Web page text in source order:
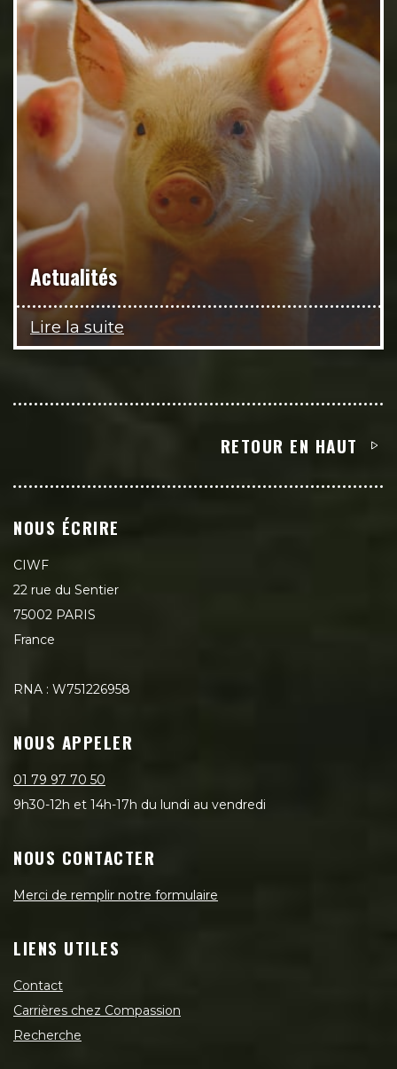
Actualités
Lire la suite
RETOUR EN HAUT
NOUS ÉCRIRE
CIWF
22 rue du Sentier
75002 PARIS
France
RNA : W751226958
NOUS APPELER
01 79 97 70 50
9h30-12h et 14h-17h du lundi au vendredi
NOUS CONTACTER
Merci de remplir notre formulaire
LIENS UTILES
Contact
Carrières chez Compassion
Recherche